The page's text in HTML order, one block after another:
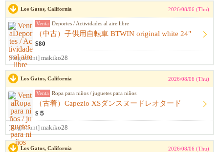
Los Gatos, California 2026/08/06 (Thu)
Venta Deportes / Actividades al aire libre
（中古）子供用自転車 BTWIN original white 24"
$80
[Registrant] makiko28
Los Gatos, California 2026/08/06 (Thu)
Venta Ropa para niños / juguetes para niños
（古着）Capezio XSダンスヌードレオタード
$５
[Registrant] makiko28
Los Gatos, California 2026/08/06 (Thu)